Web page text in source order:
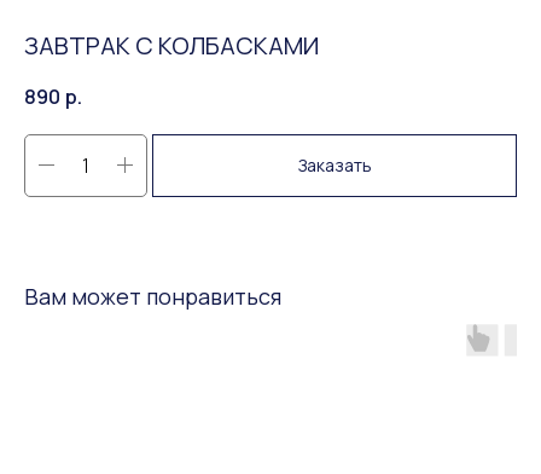
ЗАВТРАК С КОЛБАСКАМИ
890 р.
Заказать
Вам может понравиться